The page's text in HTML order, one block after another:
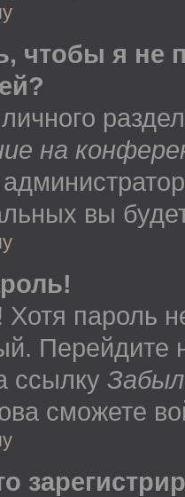
чтобы я не
на
вы
Хотя пароль
ссылку
сможете